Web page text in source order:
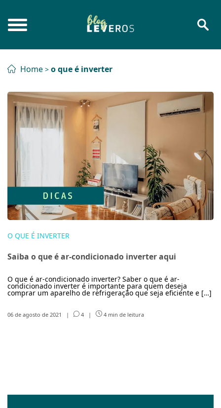
Home > o que é inverter
O QUE É INVERTER
Saiba o que é ar-condicionado inverter aqui
O que é ar-condicionado inverter? Saber o que é ar-
condicionado inverter é importante para quem deseja
comprar um aparelho de refrigeração que seja eficiente e […]
06 de agosto de 2021 | 4 | 4 min de leitura